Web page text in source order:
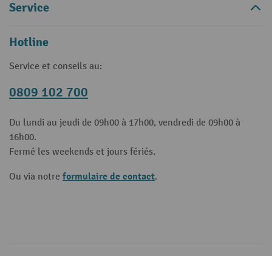
Service
Hotline
Service et conseils au:
0809 102 700
Du lundi au jeudi de 09h00 à 17h00, vendredi de 09h00 à
16h00.
Fermé les weekends et jours fériés.
Ou via notre formulaire de contact.